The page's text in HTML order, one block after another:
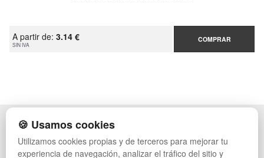
A partir de: 3.14 €
SIN IVA
COMPRAR
POLÍTICA DE PRIVACIDAD
CONDICIONES DE USO
CAMBIOS Y DEVOLUCIONES
PALETS DE PLÁSTICO
MANUTENCIÓN
🍪 Usamos cookies
Utilizamos cookies propias y de terceros para mejorar tu
experiencia de navegación, analizar el tráfico del sitio y